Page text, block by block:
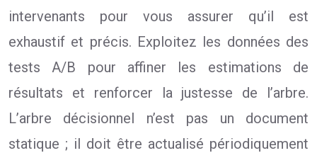
intervenants pour vous assurer qu’il est
exhaustif et précis. Exploitez les données des
tests A/B pour affiner les estimations de
résultats et renforcer la justesse de l’arbre.
L’arbre décisionnel n’est pas un document
statique ; il doit être actualisé périodiquement